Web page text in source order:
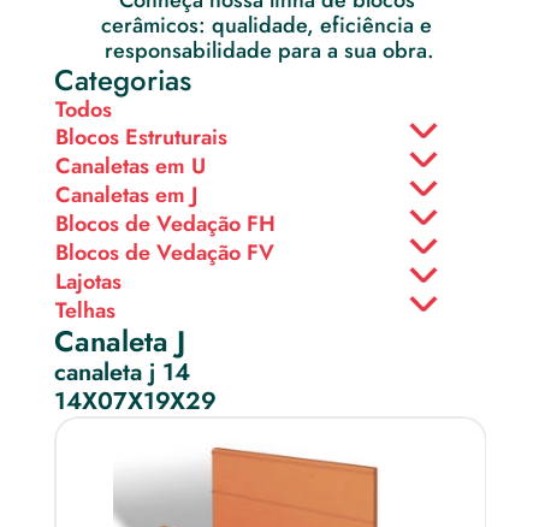
cerâmicos: qualidade, eficiência e
responsabilidade para a sua obra.
Categorias
Todos
Blocos Estruturais
Canaletas em U
Canaletas em J
Blocos de Vedação FH
Blocos de Vedação FV
Lajotas
Telhas
Canaleta J
canaleta j 14
14X07X19X29